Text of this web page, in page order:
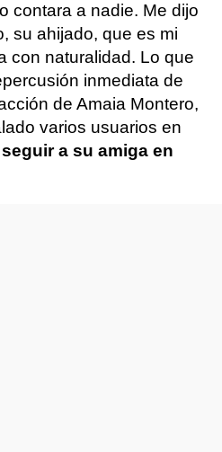
contara a nadie. Me dijo
su ahijado, que es mi
con naturalidad. Lo que
inmediata de
de Amaia Montero,
varios usuarios en
a su amiga en